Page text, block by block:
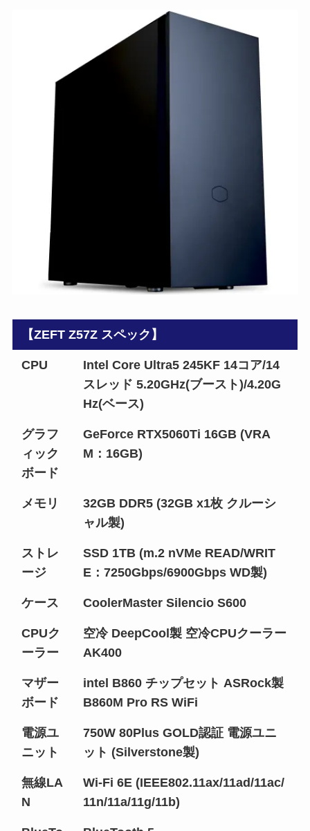
【ZEFT Z57Z スペック】
CPU
Intel Core Ultra5 245KF 14コア/14
スレッド 5.20GHz(ブースト)/4.20G
Hz(ベース)
グラフ
ィック
ボード
GeForce RTX5060Ti 16GB (VRA
M：16GB)
メモリ
32GB DDR5 (32GB x1枚 クルーシ
ャル製)
ストレ
ージ
SSD 1TB (m.2 nVMe READ/WRIT
E：7250Gbps/6900Gbps WD製)
ケース CoolerMaster Silencio S600
CPUク
ーラー
空冷 DeepCool製 空冷CPUクーラー
AK400
マザー
ボード
intel B860 チップセット ASRock製
B860M Pro RS WiFi
電源ユ
ニット
750W 80Plus GOLD認証 電源ユニ
ット (Silverstone製)
無線LA
N
Wi-Fi 6E (IEEE802.11ax/11ad/11ac/
11n/11a/11g/11b)